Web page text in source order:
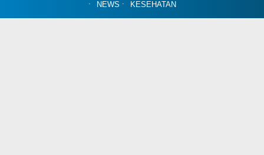
NEWS
KESEHATAN